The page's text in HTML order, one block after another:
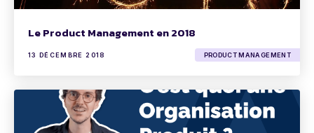
Le Product Management en 2018
13 DÉCEMBRE 2018 PRODUCT MANAGEMENT